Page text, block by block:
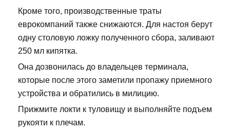
Кроме того, производственные траты
еврокомпаний также снижаются. Для настоя берут
одну столовую ложку полученного сбора, заливают
250 мл кипятка.
Она дозвонилась до владельцев терминала,
которые после этого заметили пропажу приемного
устройства и обратились в милицию.
Прижмите локти к туловищу и выполняйте подъем
рукояти к плечам.